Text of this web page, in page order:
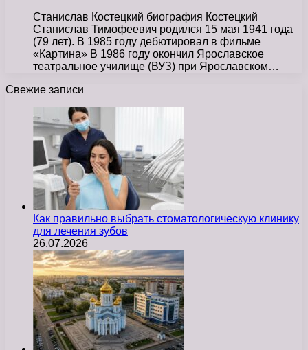
Станислав Костецкий биография Костецкий
Станислав Тимофеевич родился 15 мая 1941 года
(79 лет). В 1985 году дебютировал в фильме
«Картина» В 1986 году окончил Ярославское
театральное училище (ВУЗ) при Ярославском…
Свежие записи
Как правильно выбрать стоматологическую клинику
для лечения зубов
26.07.2026